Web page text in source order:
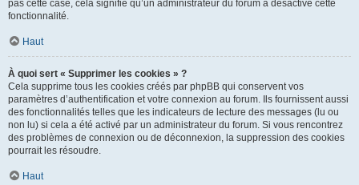
pas cette case, cela signifie qu’un administrateur du forum a désactivé cette
fonctionnalité.
Haut
À quoi sert « Supprimer les cookies » ?
Cela supprime tous les cookies créés par phpBB qui conservent vos
paramètres d’authentification et votre connexion au forum. Ils fournissent aussi
des fonctionnalités telles que les indicateurs de lecture des messages (lu ou
non lu) si cela a été activé par un administrateur du forum. Si vous rencontrez
des problèmes de connexion ou de déconnexion, la suppression des cookies
pourrait les résoudre.
Haut